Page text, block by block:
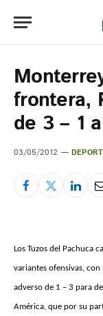
frontera,
de 3 – 1
03/05/2012
Los Tuzos del Pachuca
variantes ofensivas,
adverso de 1 – 3 para
América, que por su